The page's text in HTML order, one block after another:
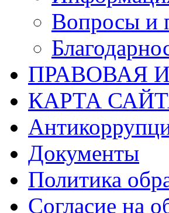
Вопросы и
ПРАВОВАЯ
КАРТА
Документы
Политика
Согласие на